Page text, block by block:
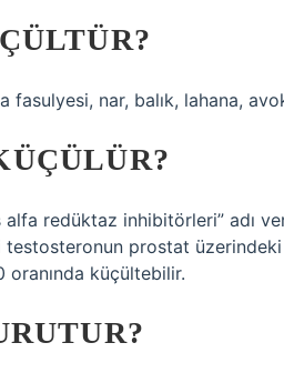
nar, balık, lahana,
redüktaz inhibitörleri” adı
testosteronun prostat
oranında küçültebilir.